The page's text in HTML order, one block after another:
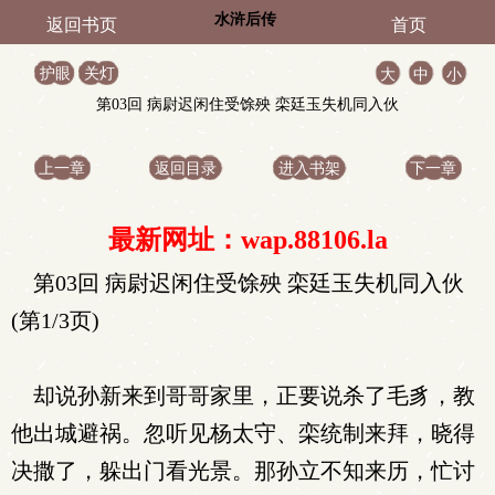
返回书页 水浒后传 首页
护眼 关灯 大 中
小
第03回 病尉迟闲住受馀殃 栾廷玉失机同入伙
上一章 返回目录 进入书架 下一章
最新网址：wap.88106.la
第03回 病尉迟闲住受馀殃 栾廷玉失机同入伙
(第1/3页)
却说孙新来到哥哥家里，正要说杀了毛豸，教
他出城避祸。忽听见杨太守、栾统制来拜，晓得
决撒了，躲出门看光景。那孙立不知来历，忙讨